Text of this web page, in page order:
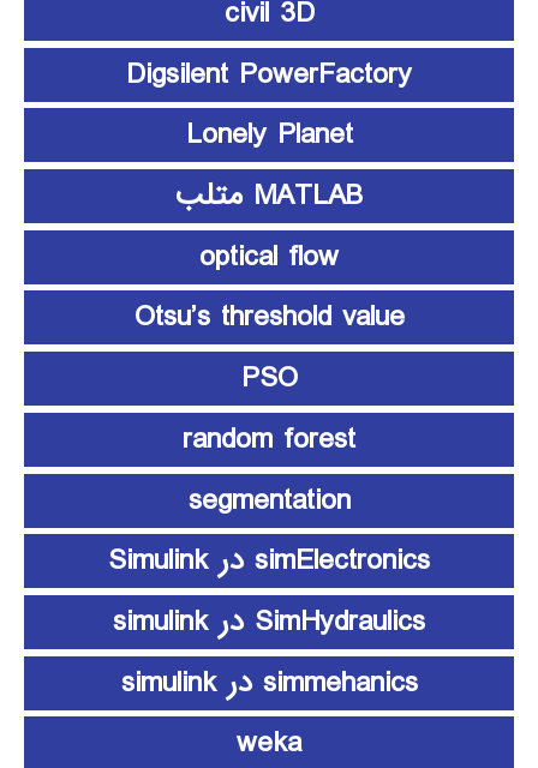
civil 3D
Digsilent PowerFactory
Lonely Planet
MATLAB متلب
optical flow
Otsu’s threshold value
PSO
random forest
segmentation
simElectronics در Simulink
SimHydraulics در simulink
simmehanics در simulink
weka